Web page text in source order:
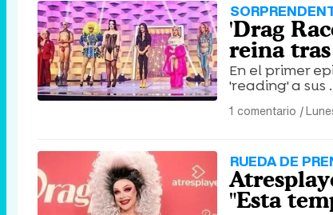
'Drag
reina
En el primer
'reading' a sus
1 comentario |
RUEDA DE
"Esta